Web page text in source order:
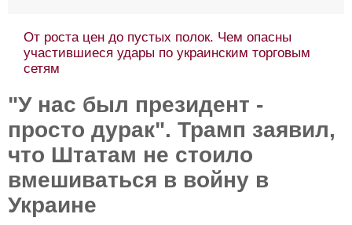
От роста цен до пустых полок. Чем опасны
участившиеся удары по украинским торговым
сетям
"У нас был президент -
просто дурак". Трамп заявил,
что Штатам не стоило
вмешиваться в войну в
Украине